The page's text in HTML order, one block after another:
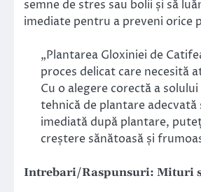
semne de stres sau bolii și să
imediate pentru a preveni orice
„Plantarea Gloxiniei de
proces delicat care necesită
Cu o alegere corectă a
tehnică de plantare adecvată
imediată după plantare,
creștere sănătoasă și
Intrebari/Raspunsuri: Mituri